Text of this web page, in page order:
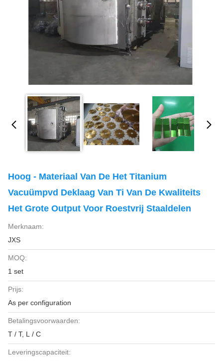
Hoog - Materiaal Van De Het Titanium
Vacuümpvd Deklaag Van Ti Van De Kwaliteits
Het Grote Output Voor Roestvrij Staaldelen
Merknaam:
JXS
MOQ:
1 set
Prijs:
As per configuration
Betalingsvoorwaarden:
T / T, L / C
Leveringscapaciteit: